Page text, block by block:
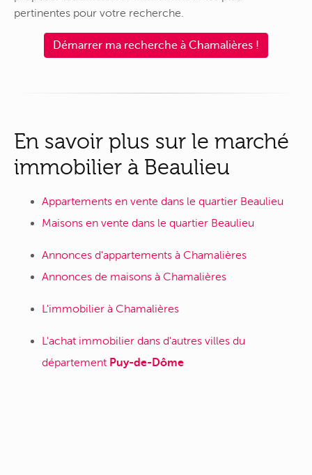
pertinentes pour votre recherche.
Démarrer ma recherche à Chamalières !
En savoir plus sur le marché
immobilier à Beaulieu
Appartements en vente dans le quartier Beaulieu
Maisons en vente dans le quartier Beaulieu
Annonces d'appartements à Chamalières
Annonces de maisons à Chamalières
L'immobilier à Chamalières
L'achat immobilier dans d'autres villes du
département Puy-de-Dôme